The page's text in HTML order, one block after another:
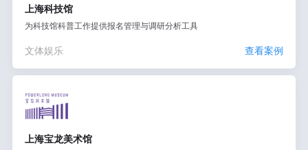
上海科技馆
为科技馆科普工作提供报名管理与调研分析工具
文体娱乐 查看案例
上海宝龙美术馆